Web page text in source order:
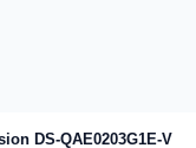
DS-QAE0203G1E-V